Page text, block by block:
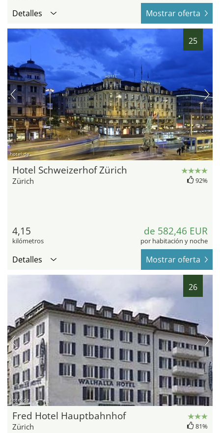
Detalles Mostrar oferta
25
hotel.de
Hotel Schweizerhof Zürich
Zürich 92%
4,15
kilómetros
de 582,46 EUR
por habitación y noche
Detalles Mostrar oferta
26
hotel.de
Fred Hotel Hauptbahnhof
Zürich 81%